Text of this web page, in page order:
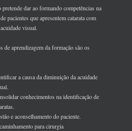
dar ao formando competências na
pacientes que apresentem catarata com
visual.
de aprendizagem da formação são os
a causa da diminuição da acuidade
conhecimentos na identificação de
e aconselhamento do paciente.
para cirurgia